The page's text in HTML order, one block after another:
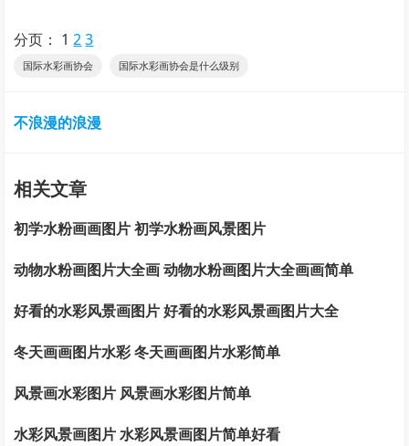
分页： 1 2 3
国际水彩画协会 国际水彩画协会是什么级别
不浪漫的浪漫
相关文章
初学水粉画画图片 初学水粉画风景图片
动物水粉画图片大全画 动物水粉画图片大全画画简单
好看的水彩风景画图片 好看的水彩风景画图片大全
冬天画画图片水彩 冬天画画图片水彩简单
风景画水彩图片 风景画水彩图片简单
水彩风景画图片 水彩风景画图片简单好看